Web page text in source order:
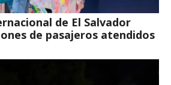
de El Salvador
de pasajeros atendidos